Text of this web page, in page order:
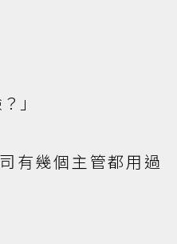
」
有幾個主管都用過